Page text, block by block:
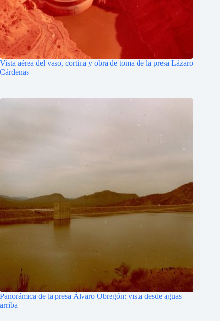
Vista aérea del vaso, cortina y obra de toma de la presa Lázaro
Cárdenas
Panorámica de la presa Álvaro Obregón: vista desde aguas
arriba